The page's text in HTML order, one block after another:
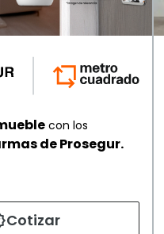
con los
de Prosegur.
Cotizar